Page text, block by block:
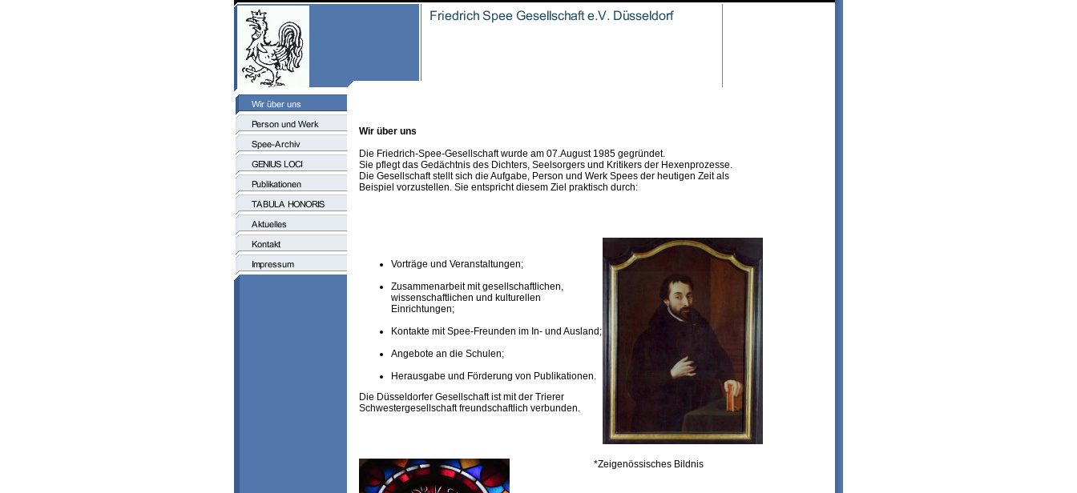
Wir über uns
Die Friedrich-Spee-Gesellschaft wurde am 07.August 1985 gegründet.
Sie pflegt das Gedächtnis des Dichters, Seelsorgers und Kritikers der Hexenprozesse.
Die Gesellschaft stellt sich die Aufgabe, Person und Werk Spees der heutigen Zeit als
Beispiel vorzustellen. Sie entspricht diesem Ziel praktisch durch:
Vorträge und Veranstaltungen;
Zusammenarbeit mit gesellschaftlichen,
wissenschaftlichen und kulturellen
Einrichtungen;
Kontakte mit Spee-Freunden im In- und Ausland;
Angebote an die Schulen;
Herausgabe und Förderung von Publikationen.
Die Düsseldorfer Gesellschaft ist mit der Trierer
Schwestergesellschaft freundschaftlich verbunden.
*Zeigenössisches Bildnis